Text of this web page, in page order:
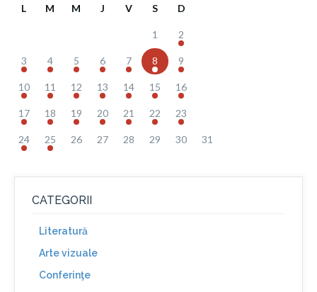
L M M J V S D
1 2
3 4 5 6 7 8 9
10 11 12 13 14 15 16
17 18 19 20 21 22 23
24 25 26 27 28 29 30 31
CATEGORII
Literatură
Arte vizuale
Conferinţe